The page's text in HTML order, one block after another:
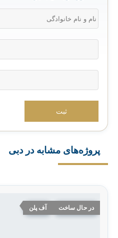
پروژه‌های مشابه در دبی
در حال ساخت آف پلن